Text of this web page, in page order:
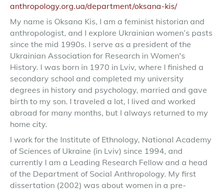
anthropology.org.ua/department/oksana-kis/
My name is Oksana Kis, I am a feminist historian and
anthropologist, and I explore Ukrainian women’s pasts
since the mid 1990s. I serve as a president of the
Ukrainian Association for Research in Women's
History. I was born in 1970 in Lviv, where I finished a
secondary school and completed my university
degrees in history and psychology, married and gave
birth to my son. I traveled a lot, I lived and worked
abroad for many months, but I always returned to my
home city.
I work for the Institute of Ethnology, National Academy
of Sciences of Ukraine (in Lviv) since 1994, and
currently I am a Leading Research Fellow and a head
of the Department of Social Anthropology. My first
dissertation (2002) was about women in a pre-